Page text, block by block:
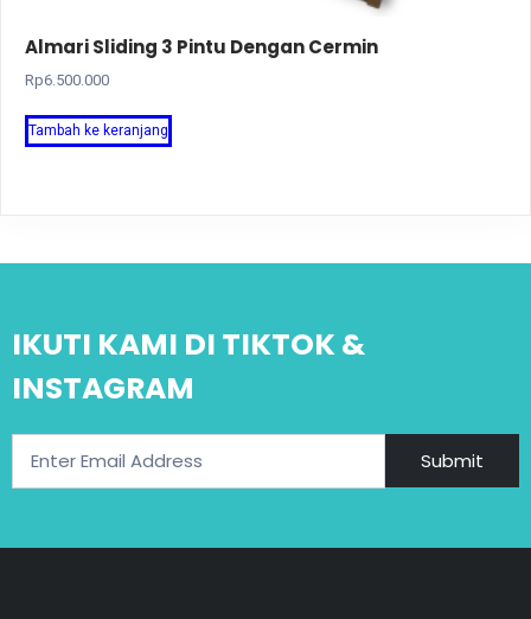
Almari Sliding 3 Pintu Dengan Cermin
Rp6.500.000
Tambah ke keranjang
IKUTI KAMI DI TIKTOK &
INSTAGRAM
Submit